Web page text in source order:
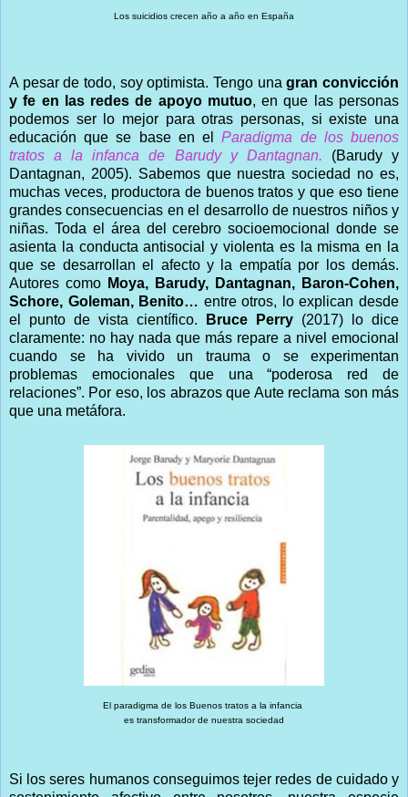
Los suicidios crecen año a año en España
A pesar de todo, soy optimista. Tengo unagran convicción
y fe en las redes de apoyo mutuo, en que las personas
podemos ser lo mejor para otras personas, si existe una
educación que se base en elParadigma de los buenos
tratos a la infanca de Barudy y Dantagnan. (Barudy y
Dantagnan, 2005). Sabemos que nuestra sociedad no es,
muchas veces, productora de buenos tratos y que eso tiene
grandes consecuencias en el desarrollo de nuestros niños y
niñas. Toda el área del cerebro socioemocional donde se
asienta la conducta antisocial y violenta es la misma en la
que se desarrollan el afecto y la empatía por los demás.
Autores como Moya, Barudy, Dantagnan, Baron-Cohen,
Schore, Goleman, Benito… entre otros, lo explican desde
el punto de vista científico.
Bruce Perry (2017) lo dice
claramente: no hay nada que más repare a nivel emocional
cuando se ha vivido un trauma o se experimentan
problemas emocionales que una “poderosa red de
relaciones”. Por eso, los abrazos que Aute reclama son más
que una metáfora.
El paradigma de los Buenos tratos a la infancia
es transformador de nuestra sociedad
Si los seres humanos conseguimos tejer redes de cuidado y